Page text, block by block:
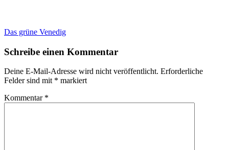
Beitragsnavigation
Das grüne Venedig
Schreibe einen Kommentar
Deine E-Mail-Adresse wird nicht veröffentlicht. Erforderliche
Felder sind mit * markiert
Kommentar *